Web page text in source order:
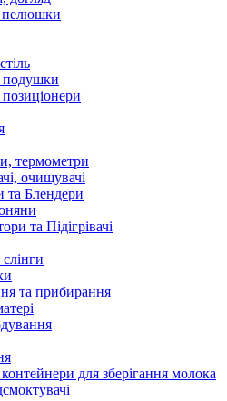
подушки
термометри
очищувачі
та Блендери
та Підігрівачі
та прибирання
для зберігання молока